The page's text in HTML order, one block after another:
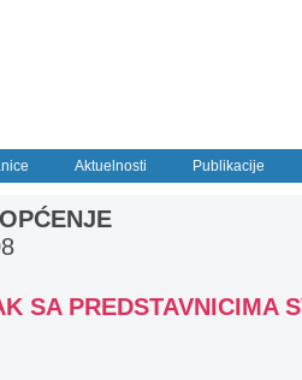
Aktuelnosti Publikacije
SA PREDSTAVNICIMA